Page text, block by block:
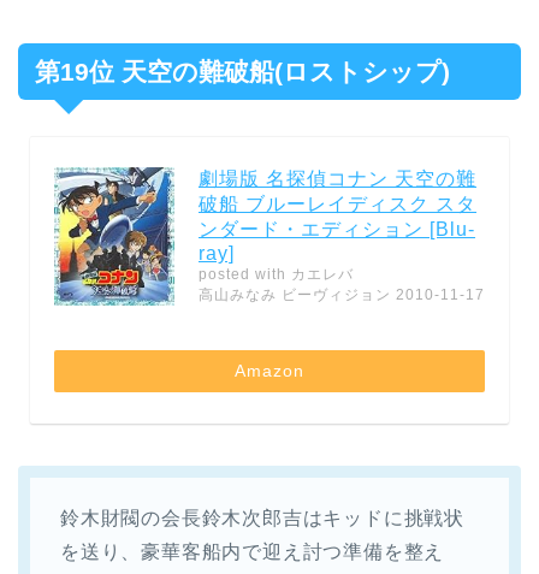
第19位 天空の難破船(ロストシップ)
劇場版 名探偵コナン 天空の難
破船 ブルーレイディスク スタ
ンダード・エディション [Blu-
ray]
posted with カエレバ
高山みなみ ビーヴィジョン 2010-11-17
Amazon
鈴木財閥の会長鈴木次郎吉はキッドに挑戦状
を送り、豪華客船内で迎え討つ準備を整え